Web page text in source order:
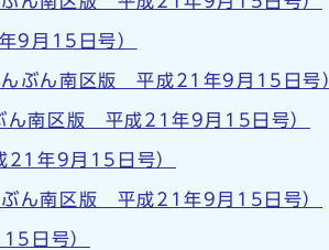
9月15日号）
ぶん南区版 平成21年9月15日号
ん南区版 平成21年9月15日号）
21年9月15日号）
ぶん南区版 平成21年9月15日号）
日号）